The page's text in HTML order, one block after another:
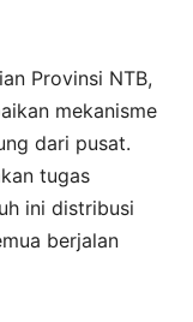
Provinsi NTB,
mekanisme
dari pusat.
tugas
ini distribusi
berjalan